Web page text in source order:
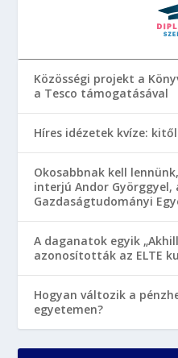
Közösségi projekt a
a Tesco támogatásával
Híres idézetek kvíze:
Okosabbnak kell
interjú Andor Györggyel,
Gazdaságtudományi
A daganatok egyik
azonosították az ELTE
Hogyan változik a
egyetemen?